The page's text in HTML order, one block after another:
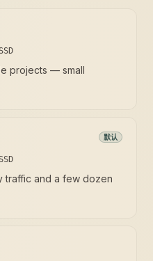
projects — small
默认
traffic and a few dozen